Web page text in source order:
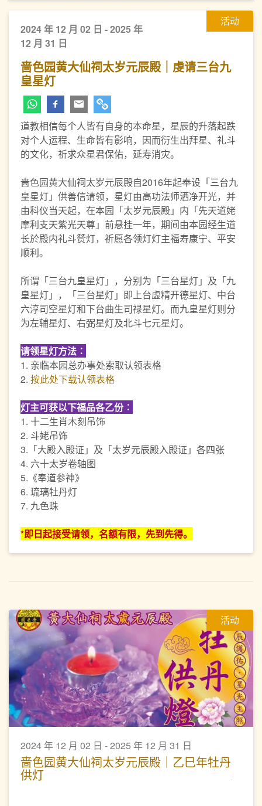
活动
2024 年 12 月 02 日 - 2025 年
12 月 31 日
啬色园黄大仙祠太岁元辰殿｜虔请三台九
皇星灯
道教相信每个人皆有自身的本命星，星辰的升落起跌
对个人运程、生命皆有影响，因而衍生出拜星、礼斗
的文化，祈求众星君保佑，延寿消灾。
啬色园黄大仙祠太岁元辰殿自2016年起奉设「三台九
皇星灯」供善信请领，星灯由高功法师洒净开光，并
由科仪当天起，在本园「太岁元辰殿」内「先天道姥
摩利支天紫光天尊」前悬挂一年，期间由本园经生道
长於殿内礼斗赞灯，祈愿各领灯灯主福寿康宁、平安
顺利。
所谓「三台九皇星灯」，分别为「三台星灯」及「九
皇星灯」，「三台星灯」即上台虚精开德星灯、中台
六淳司空星灯和下台曲生司禄星灯。而九皇星灯则分
为左辅星灯、右弼星灯及北斗七元星灯。
请领星灯方法︰
1. 亲临本园总办事处索取认领表格
2. 按此处下载认领表格
灯主可获以下福品各乙份︰
1. 十二生肖木刻吊饰
2. 斗姥吊饰
3.「大殿入殿证」及「太岁元辰殿入殿证」各四张
4. 六十太岁卷轴图
5.《奉道参神》
6. 琉璃牡丹灯
7. 九色珠
*即日起接受请领，名额有限，先到先得。
活动
2024 年 12 月 02 日 - 2025 年 12 月 31 日
啬色园黄大仙祠太岁元辰殿｜乙巳年牡丹
供灯